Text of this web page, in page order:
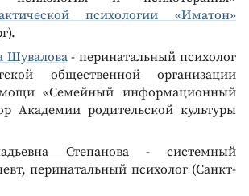
психологии «Иматон»
Шувалова- перинатальный психолог
общественной организации
«Семейный информационный
Академии родительской культуры
Степанова- системный
перинатальный психолог (Санкт-